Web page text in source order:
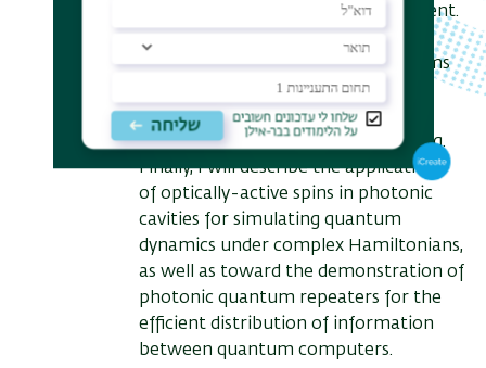
the physics of the qubits’ environment.
coupling optically-active spin systems
to photonic cavities, which provides
spin-dependent optical switching
capabilities for quantum networking.
Finally, I will describe the applications
of optically-active spins in photonic
cavities for simulating quantum
dynamics under complex Hamiltonians,
as well as toward the demonstration of
photonic quantum repeaters for the
efficient distribution of information
between quantum computers.